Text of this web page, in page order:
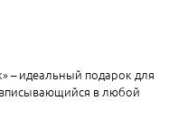
– идеальный подарок для
в любой